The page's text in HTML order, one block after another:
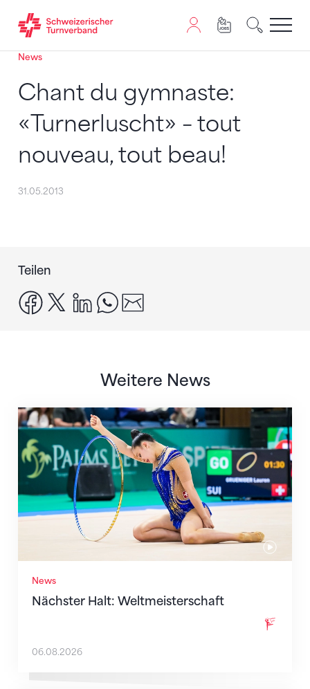
Zum Inhalt springen
Zur Sitemap navigieren
Zum Navigieren dieser Seite wird JavaScript benötigt.
News
Chant du gymnaste:
«Turnerluscht» – tout
nouveau, tout beau!
31.05.2013
Teilen
facebook
x linkedinwhatsapp
Weitere News
News
Nächster Halt: Weltmeisterschaft
Nächster Halt: Weltmeisterschaft
06.08.2026